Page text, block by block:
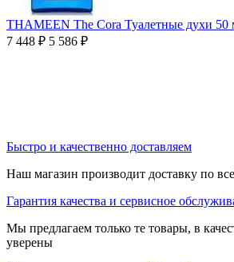
THAMEEN The Cora Туалетные духи 50
7 448 ₽ 5 586 ₽
Быстро и качественно доставляем
Наш магазин производит доставку по
Гарантия качества и сервисное
Мы предлагаем только те товары, в
уверены